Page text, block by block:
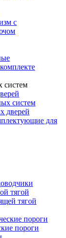
с
систем
систем
дверей
для
тягой
тягой
пороги
пороги